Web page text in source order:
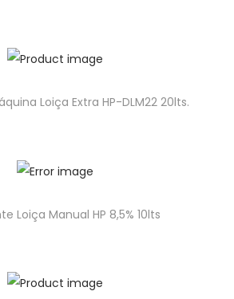
Loiça Extra HP-DLM22 20lts.
Loiça Manual HP 8,5% 10lts